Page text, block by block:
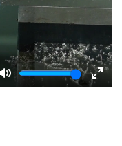
Mute
Enter